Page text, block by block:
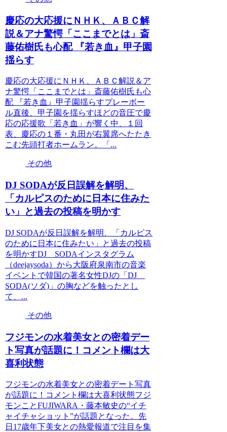
慶応の大応援にＮＨＫ、ＡＢＣ解
説＆アナ驚愕「ここまでとは」斎
藤佑樹氏も心配 『若き血』甲子園
揺らす
慶応の大応援にＮＨＫ、ＡＢＣ解説＆ア
ナ驚愕「ここまでとは」斎藤佑樹氏も心
配 『若き血』甲子園揺らすプレーボー
ル直後、甲子園を揺らすほどの音圧で慶
応の応援歌「若き血」が響く中、１回
表、慶応の１番・丸田が右翼席へたたき
こむ先頭打者ホームラン。「...
その他
DJ SODAが反日誤解を解明、
「カルピスのために日本に住みた
い」と過去の投稿を明かす
DJ SODAが反日誤解を解明、「カルピス
のために日本に住みたい」と過去の投稿
を明かすDJ SODAインスタグラム
（deejaysoda）から大阪府泉南市の音楽
イベントで韓国の著名女性DJの「DJ
SODA(ソダ)」の胸などを触ったとし
て、...
その他
フジモンの水着美女との密着デー
ト写真が話題に！コメント欄は大
喜利状態
フジモンの水着美女との密着デート写真
が話題に！コメント欄は大喜利状態フジ
モンことFUJIWARA・藤本敏史の“イチ
ャイチャショット”が話題となった。先
日17歳年下美女との熱愛報道で注目を集